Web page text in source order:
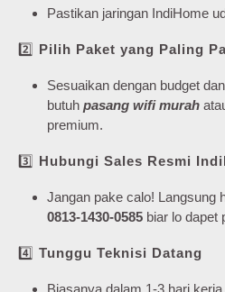
Pastikan jaringan IndiHome
2️⃣ Pilih Paket yang Paling
Sesuaikan dengan budget
butuh pasang wifi murah
premium.
3️⃣ Hubungi Sales Resmi
Jangan pake calo! Langsung
0813-1430-0585 biar lo dapet
4️⃣ Tunggu Teknisi Datang
Biasanya dalam 1-3 hari